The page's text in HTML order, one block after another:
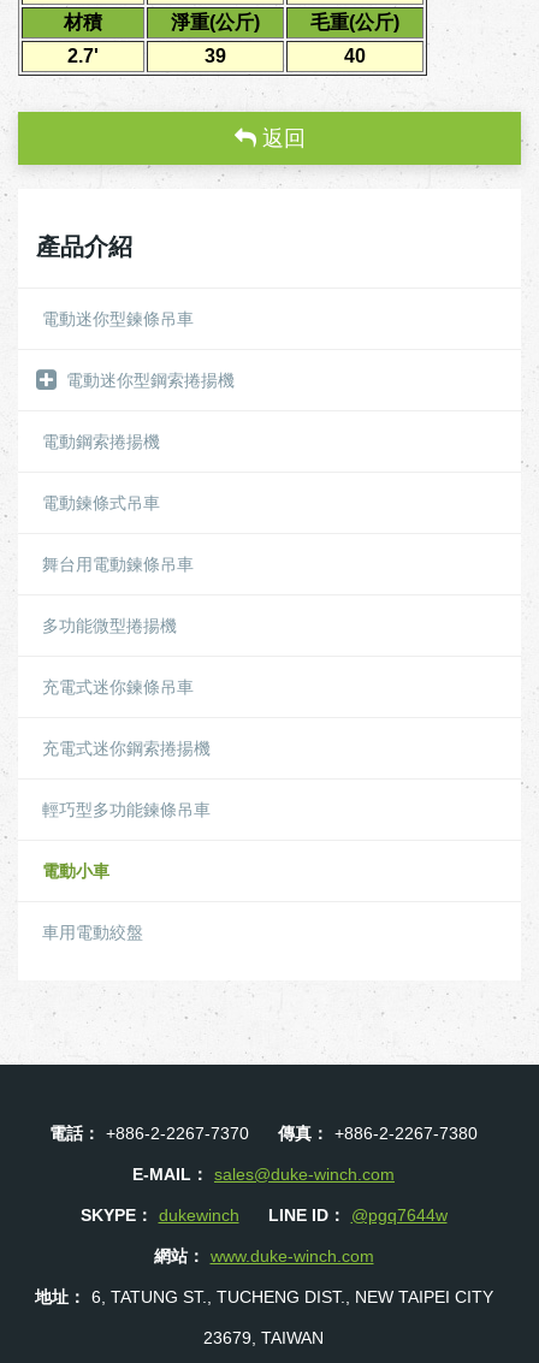
材積
淨重(公斤)
毛重(公斤)
2.7'
39 40
返回
產品介紹
電動迷你型鍊條吊車
電動迷你型鋼索捲揚機
電動鋼索捲揚機
電動鍊條式吊車
舞台用電動鍊條吊車
多功能微型捲揚機
充電式迷你鍊條吊車
充電式迷你鋼索捲揚機
輕巧型多功能鍊條吊車
電動小車
車用電動絞盤
電話： +886-2-2267-7370 傳真： +886-2-2267-7380
E-MAIL： sales@duke-winch.com
SKYPE： dukewinch LINE ID： @pgq7644w
網站： www.duke-winch.com
地址： 6, TATUNG ST., TUCHENG DIST., NEW TAIPEI CITY
23679, TAIWAN